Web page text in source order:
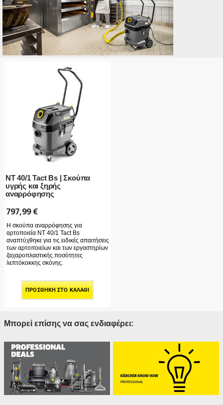
NT 40/1 Tact Bs | Σκούπα
υγρής και ξηρής
αναρρόφησης
797,99€
Η σκούπα αναρρόφησης για
αρτοποιεία NT 40/1 Tact Bs
αναπτύχθηκε για τις ειδικές απαιτήσεις
των αρτοποιείων και των εργαστηρίων
ζαχαροπλαστικής.ποσότητες
λεπτόκοκκης σκόνης.
ΠΡΟΣΘΉΚΗ ΣΤΟ ΚΑΛΆΘΙ
Μπορεί επίσης να σας ενδιαφέρει: